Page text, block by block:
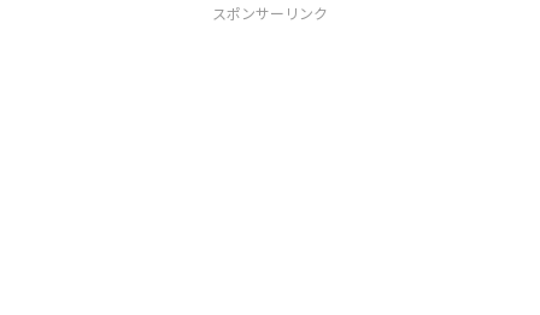
スポンサーリンク